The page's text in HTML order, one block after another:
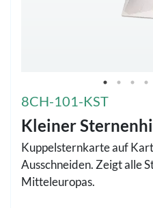
8CH-101-KST
Kleiner
Kuppelsternkarte auf
Ausschneiden. Zeigt alle
Mitteleuropas.